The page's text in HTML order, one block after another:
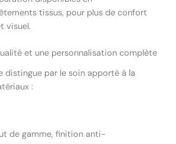
tissus, pour plus de confort
visuel.
et une personnalisation complète
distingue par le soin apporté à la
:
de gamme, finition anti-